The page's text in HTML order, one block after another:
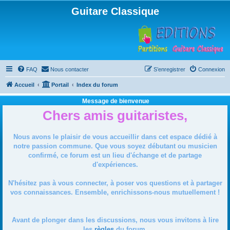
Guitare Classique
FAQ Nous contacter Connexion
S’enregistrer
Accueil Portail Index du forum
Message de bienvenue
Chers amis guitaristes,
Nous avons le plaisir de vous accueillir dans cet espace dédié à
notre passion commune. Que vous soyez débutant ou musicien
confirmé, ce forum est un lieu d'échange et de partage
d'expériences.
N'hésitez pas à vous connecter, à poser vos questions et à partager
vos connaissances. Ensemble, enrichissons-nous mutuellement !
Avant de plonger dans les discussions, nous vous invitons à lire